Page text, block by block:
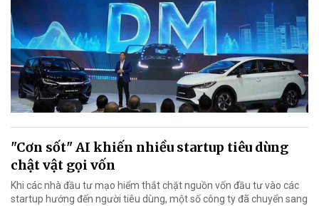
"Cơn sốt" AI khiến nhiều startup tiêu dùng
chật vật gọi vốn
Khi các nhà đầu tư mạo hiểm thắt chặt nguồn vốn đầu tư vào các
startup hướng đến người tiêu dùng, một số công ty đã chuyển sang